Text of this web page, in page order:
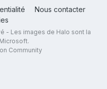
Nous contacter
- Les images de Halo sont la
Community